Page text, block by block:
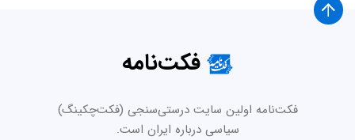
فکت‌نامه
فکت‌نامه اولین سایت درستی‌سنجی (فکت‌چکینگ)
سیاسی درباره ایران است.